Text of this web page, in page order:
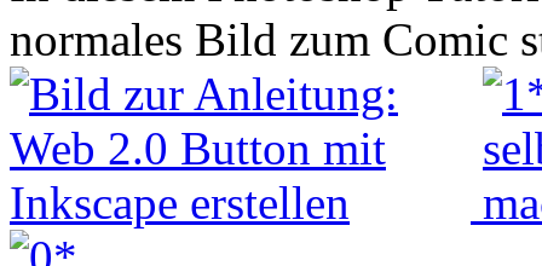
normales Bild zum Comic